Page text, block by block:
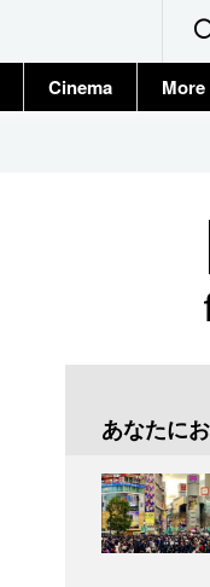
Cinema More
あなたに